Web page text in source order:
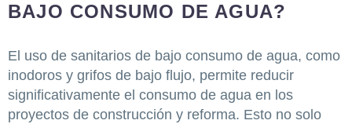
BAJO CONSUMO DE AGUA?
El uso de sanitarios de bajo consumo de agua, como
inodoros y grifos de bajo flujo, permite reducir
significativamente el consumo de agua en los
proyectos de construcción y reforma. Esto no solo